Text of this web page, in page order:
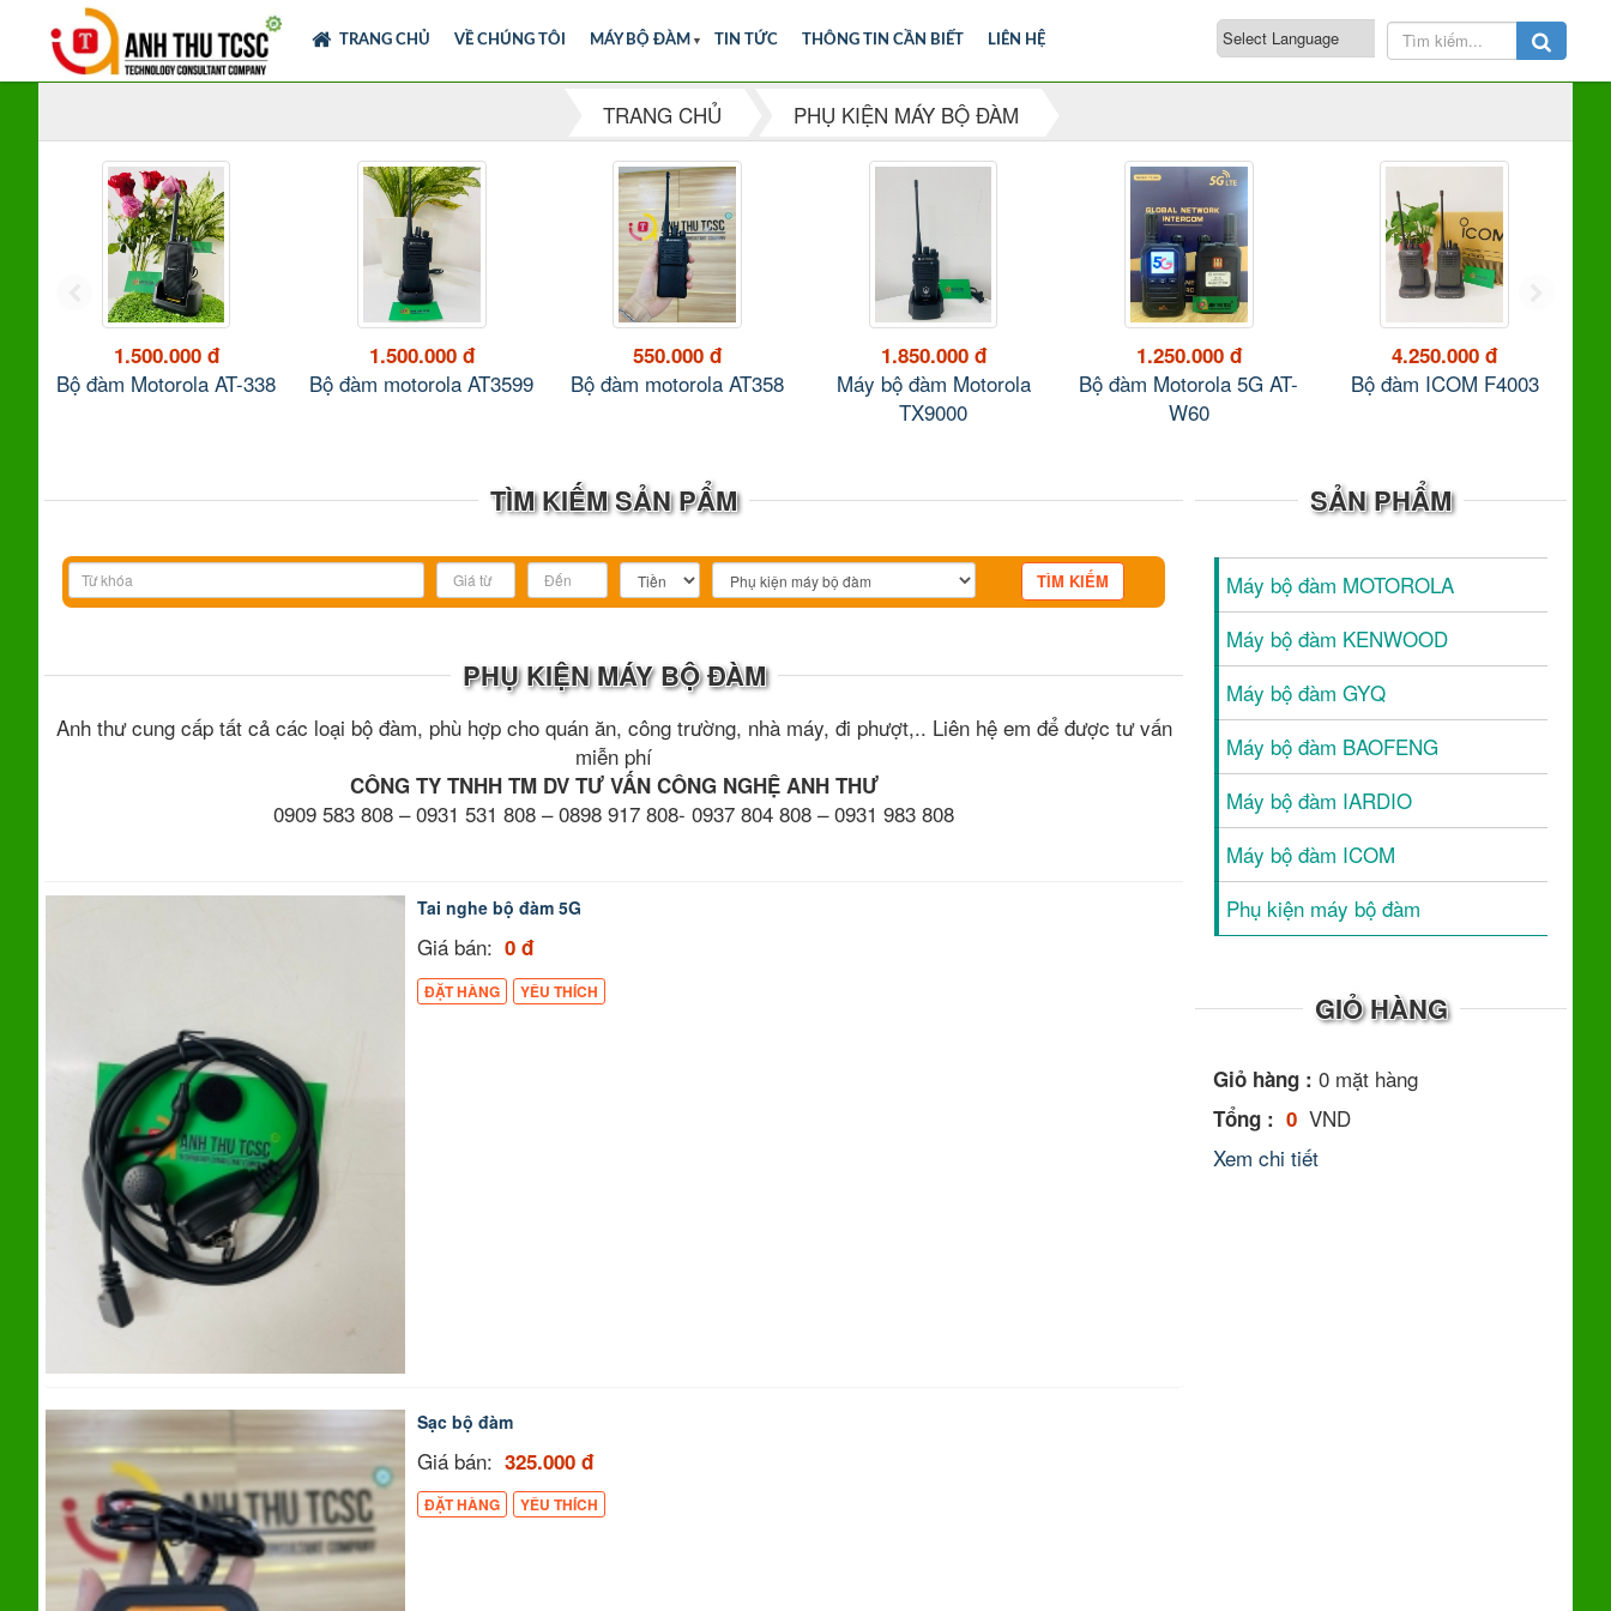
TRANG CHỦ VỀ CHÚNG TÔI MÁY BỘ ĐÀM ▼ TIN TỨC THÔNG TIN CẦN BIẾT LIÊN HỆ
TRANG CHỦ PHỤ KIỆN MÁY BỘ ĐÀM
1.500.000 đ
Bộ đàm Motorola AT-338
1.500.000 đ
Bộ đàm motorola AT3599
550.000 đ
Bộ đàm motorola AT358
1.850.000 đ
Máy bộ đàm Motorola
TX9000
1.250.000 đ
Bộ đàm Motorola 5G AT-
W60
4.250.000 đ
Bộ đàm ICOM F4003
TÌM KIẾM SẢN PẨM
PHỤ KIỆN MÁY BỘ ĐÀM
Anh thư cung cấp tất cả các loại bộ đàm, phù hợp cho quán ăn, công trường, nhà máy, đi phượt,.. Liên hệ em để được tư vấn
miễn phí
CÔNG TY TNHH TM DV TƯ VẤN CÔNG NGHỆ ANH THƯ
0909 583 808 – 0931 531 808 – 0898 917 808- 0937 804 808 – 0931 983 808
Tai nghe bộ đàm 5G
Giá bán: 0 đ
ĐẶT HÀNG YÊU THÍCH
Sạc bộ đàm
Giá bán: 325.000 đ
ĐẶT HÀNG YÊU THÍCH
SẢN PHẨM
Máy bộ đàm MOTOROLA
Máy bộ đàm KENWOOD
Máy bộ đàm GYQ
Máy bộ đàm BAOFENG
Máy bộ đàm IARDIO
Máy bộ đàm ICOM
Phụ kiện máy bộ đàm
GIỎ HÀNG
Giỏ hàng : 0 mặt hàng
Tổng : 0 VND
Xem chi tiết